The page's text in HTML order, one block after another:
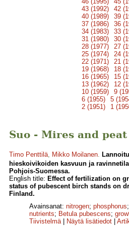
43 (1992)
42
40 (1989)
39
37 (1986)
36
34 (1983)
33
31 (1980)
30
28 (1977)
27
25 (1974)
24
22 (1971)
21
19 (1968)
18
16 (1965)
15
13 (1962)
12
10 (1959)
9
6 (1955)
5
2 (1951)
1
Suo - Mires and
Timo Penttilä, Mikko Moilanen.
hieskoivikoiden kasvuun ja
Pohjois-Suomessa.
English title: Effect of fertilization on
status of pubescent birch stands on
Finland.
Avainsanat: nitrogen; phosphorus;
nutrients; Betula pubescens;
Tiivistelmä| Näytä lisätiedot